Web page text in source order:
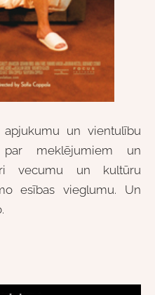
un vientulību
meklējumiem un
vecumu un kultūru
esības vieglumu. Un